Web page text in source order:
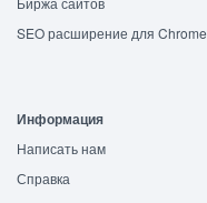
SEO расширение для Chrome
Информация
Написать нам
Справка